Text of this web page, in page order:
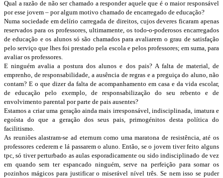
Qual a razão de não ser chamado a responder aquele que é o maior responsável
por esse jovem – por algum motivo chamado de encarregado de educação?
Numa sociedade em delírio carregada de direitos, cujos deveres ficaram apenas
reservados para os professores, ultimamente, os todo-o-poderosos encarregados
de educação e os alunos só são chamados para avaliarem o grau de satisfação
pelo serviço que lhes foi prestado pela escola e pelos professores; em suma, para
avaliar os professores.
E ninguém avalia a postura dos alunos e dos pais? A falta de material, de
emprenho, de responsabilidade, a ausência de regras e a preguiça do aluno, não
contam? E o que dizer da falta de acompanhamento em casa e da vida escolar,
de educação pelo exemplo, de responsabilização do seu rebento e de
envolvimento parental por parte de pais ausentes?
Estamos a criar uma geração ainda mais irresponsável, indisciplinada, imatura e
egoísta do que a geração dos seus pais, primogénitos desta política do
facilitismo.
As reuniões alastram-se ad eternum como uma maratona de resistência, até os
professores cederem e lá passarem o aluno. Então, se o jovem tiver feito alguns
tpc, só tiver perturbado as aulas esporadicamente ou sido indisciplinado de vez
em quando sem ter espancado ninguém, serve na perfeição para somar os
pozinhos mágicos para justificar o miserável nível três. Se nem isso se puder